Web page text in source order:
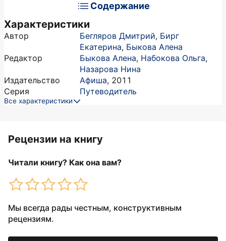
Содержание
Характеристики
Автор Бегляров Дмитрий, Бирг
Екатерина, Быкова Алена
Редактор
Быкова Алена, Набокова Ольга,
Назарова Нина
Издательство
Афиша, 2011
Серия
Путеводитель
Все характеристики
Рецензии на книгу
Читали книгу? Как она вам?
Мы всегда рады честным, конструктивным
рецензиям.